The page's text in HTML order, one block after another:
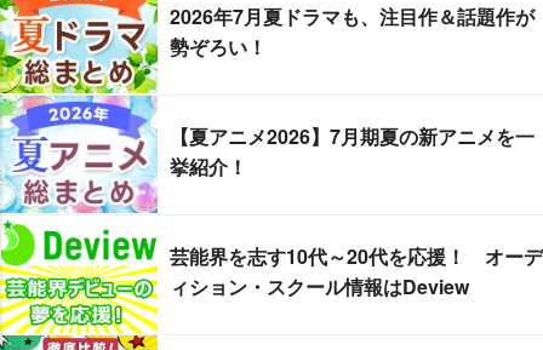
2026年7月夏ドラマも、注目作＆話題作が
勢ぞろい！
【夏アニメ2026】7月期夏の新アニメを一
挙紹介！
芸能界を志す10代～20代を応援！ オーデ
ィション・スクール情報はDeview